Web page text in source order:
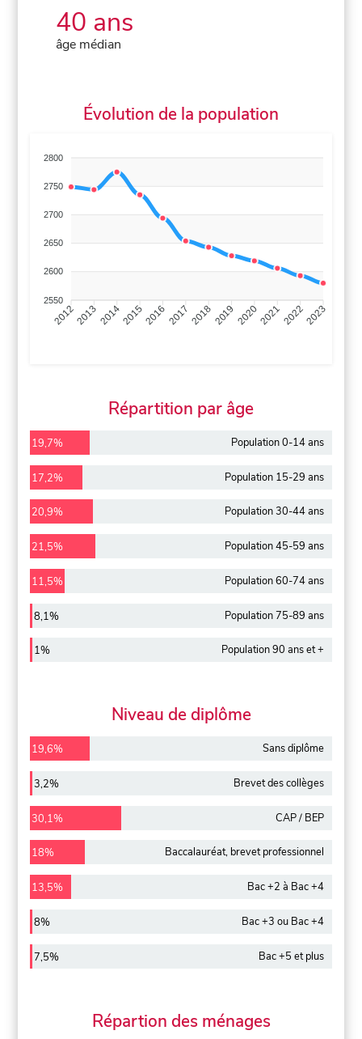
40 ans
âge médian
Évolution de la population
2800
2750
2700
2650
2600
2550
201220132014201520162017 20182019 2020202120222023
Répartition par âge
19,7% Population 0-14 ans
17,2% Population 15-29 ans
20,9% Population 30-44 ans
21,5% Population 45-59 ans
11,5% Population 60-74 ans
8,1% Population 75-89 ans
1% Population 90 ans et +
Niveau de diplôme
19,6% Sans diplôme
3,2% Brevet des collèges
30,1% CAP / BEP
18% Baccalauréat, brevet professionnel
13,5% Bac +2 à Bac +4
8% Bac +3 ou Bac +4
7,5% Bac +5 et plus
Répartion des ménages